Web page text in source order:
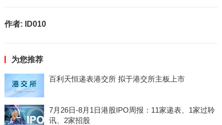
作者: ID010
为您推荐
百利天恒递表港交所 拟于港交所主板上市
7月26日-8月1日港股IPO周报：11家递表、1家过聆
讯、2家招股